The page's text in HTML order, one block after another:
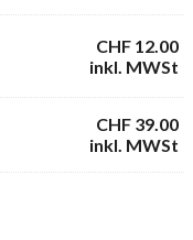
CHF 12.00
inkl. MWSt
CHF 39.00
inkl. MWSt